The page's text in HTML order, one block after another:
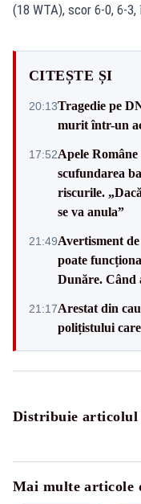
(18 WTA), scor 6-0, 6-
CITEȘTE ȘI
20:13Tragedie pe
murit într-un
17:52Apele
scufundarea
riscurile.
se va anula”
21:49Avertisment
poate
Dunăre. Când
21:17Arestat din
polițistului
Distribuie articolul
Mai multe articole